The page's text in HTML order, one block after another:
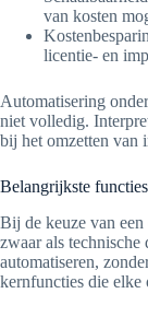
van kosten
licentie- en
Automatisering
niet volledig.
bij het omzetten van
Belangrijkste
Bij de keuze van
zwaar als
automatiseren,
kernfuncties die elke